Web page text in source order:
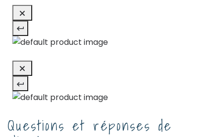
Questions et réponses de